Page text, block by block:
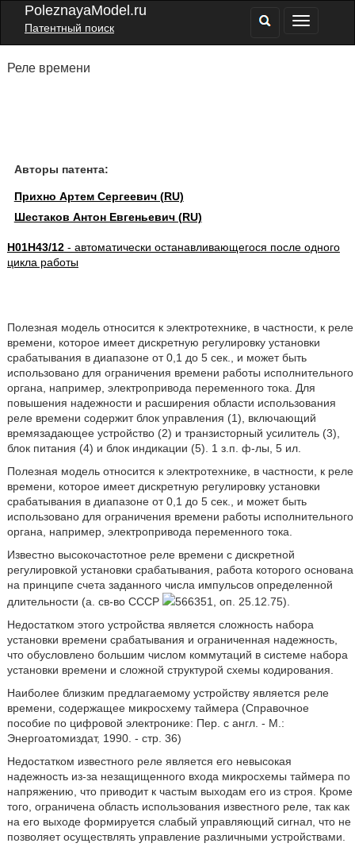
PoleznayaModel.ru
Патентный поиск
Реле времени
Авторы патента:
Прихно Артем Сергеевич (RU)
Шестаков Антон Евгеньевич (RU)
H01H43/12- автоматически останавливающегося после одного
цикла работы
Полезная модель относится к электротехнике, в частности, к реле
времени, которое имеет дискретную регулировку установки
срабатывания в диапазоне от 0,1 до 5 сек., и может быть
использовано для ограничения времени работы исполнительного
органа, например, электропривода переменного тока. Для
повышения надежности и расширения области использования
реле времени содержит блок управления (1), включающий
времязадающее устройство (2) и транзисторный усилитель (3),
блок питания (4) и блок индикации (5). 1 з.п. ф-лы, 5 ил.
Полезная модель относится к электротехнике, в частности, к реле
времени, которое имеет дискретную регулировку установки
срабатывания в диапазоне от 0,1 до 5 сек., и может быть
использовано для ограничения времени работы исполнительного
органа, например, электропривода переменного тока.
Известно высокочастотное реле времени с дискретной
регулировкой установки срабатывания, работа которого основана
на принципе счета заданного числа импульсов определенной
длительности (а. св-во СССР
566351, оп. 25.12.75).
Недостатком этого устройства является сложность набора
установки времени срабатывания и ограниченная надежность,
что обусловлено большим числом коммутаций в системе набора
установки времени и сложной структурой схемы кодирования.
Наиболее близким предлагаемому устройству является реле
времени, содержащее микросхему таймера (Справочное
пособие по цифровой электронике: Пер. с англ. - М.:
Энергоатомиздат, 1990. - стр. 36)
Недостатком известного реле является его невысокая
надежность из-за незащищенного входа микросхемы таймера по
напряжению, что приводит к частым выходам его из строя. Кроме
того, ограничена область использования известного реле, так как
на его выходе формируется слабый управляющий сигнал, что не
позволяет осуществлять управление различными устройствами.